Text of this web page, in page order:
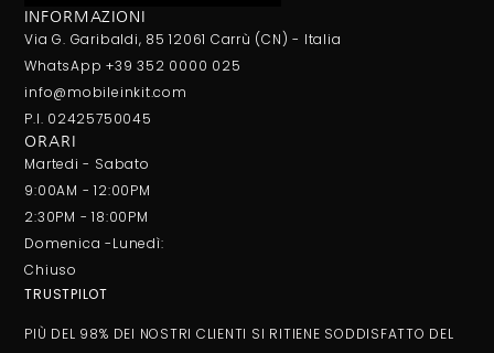
INFORMAZIONI
Via G. Garibaldi, 85 12061 Carrù (CN) - Italia
WhatsApp +39 352 0000 025
info@mobileinkit.com
P.I. 02425750045
ORARI
Martedi - Sabato
9:00AM - 12:00PM
2:30PM - 18:00PM
Domenica -Lunedì:
Chiuso
TRUSTPILOT
PIÙ DEL 98% DEI NOSTRI CLIENTI SI RITIENE SODDISFATTO DEL